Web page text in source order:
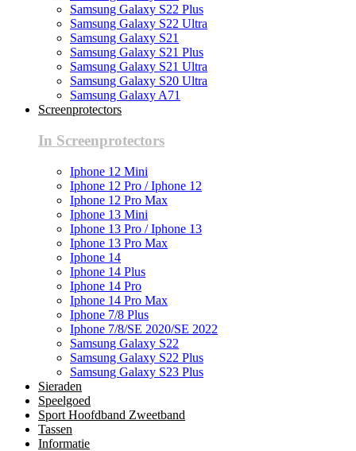
Samsung Galaxy S22 Plus
Samsung Galaxy S22 Ultra
Samsung Galaxy S21
Samsung Galaxy S21 Plus
Samsung Galaxy S21 Ultra
Samsung Galaxy S20 Ultra
Samsung Galaxy A71
Screenprotectors
In Screenprotectors
Iphone 12 Mini
Iphone 12 Pro / Iphone 12
Iphone 12 Pro Max
Iphone 13 Mini
Iphone 13 Pro / Iphone 13
Iphone 13 Pro Max
Iphone 14
Iphone 14 Plus
Iphone 14 Pro
Iphone 14 Pro Max
Iphone 7/8 Plus
Iphone 7/8/SE 2020/SE 2022
Samsung Galaxy S22
Samsung Galaxy S22 Plus
Samsung Galaxy S23 Plus
Sieraden
Speelgoed
Sport Hoofdband Zweetband
Tassen
Informatie